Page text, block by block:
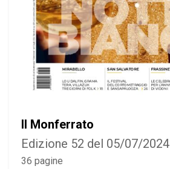
Il Monferrato
Edizione 52 del 05/07/2024
36 pagine